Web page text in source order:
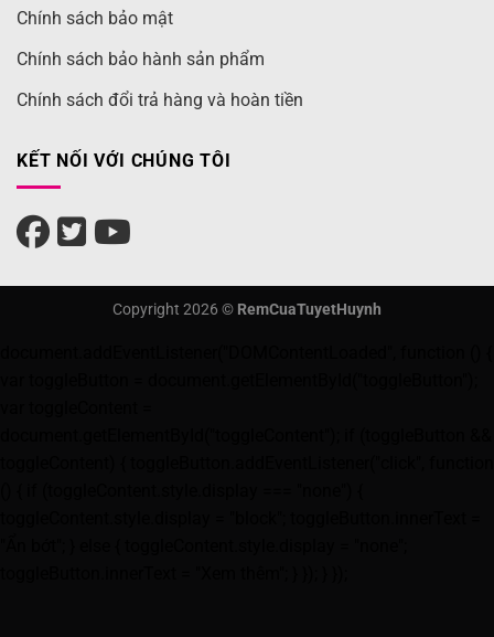
Chính sách bảo mật
Chính sách bảo hành sản phẩm
Chính sách đổi trả hàng và hoàn tiền
KẾT NỐI VỚI CHÚNG TÔI
Copyright 2026 © RemCuaTuyetHuynh